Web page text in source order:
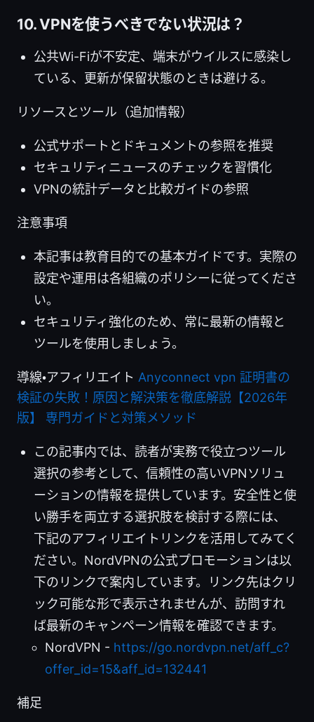
10. VPNを使うべきでない状況は？
公共Wi-Fiが不安定、端末がウイルスに感染し
ている、更新が保留状態のときは避ける。
リソースとツール（追加情報）
公式サポートとドキュメントの参照を推奨
セキュリティニュースのチェックを習慣化
VPNの統計データと比較ガイドの参照
注意事項
本記事は教育目的での基本ガイドです。実際の
設定や運用は各組織のポリシーに従ってくださ
い。
セキュリティ強化のため、常に最新の情報と
ツールを使用しましょう。
導線・アフィリエイト Anyconnect vpn 証明書の
検証の失敗！原因と解決策を徹底解説【2026年
版】 専門ガイドと対策メソッド
この記事内では、読者が実務で役立つツール
選択の参考として、信頼性の高いVPNソリュ
ーションの情報を提供しています。安全性と使
い勝手を両立する選択肢を検討する際には、
下記のアフィリエイトリンクを活用してみてく
ださい。NordVPNの公式プロモーションは以
下のリンクで案内しています。リンク先はクリ
ック可能な形で表示されませんが、訪問すれ
ば最新のキャンペーン情報を確認できます。
NordVPN - https://go.nordvpn.net/aff_c?
offer_id=15&aff_id=132441
補足